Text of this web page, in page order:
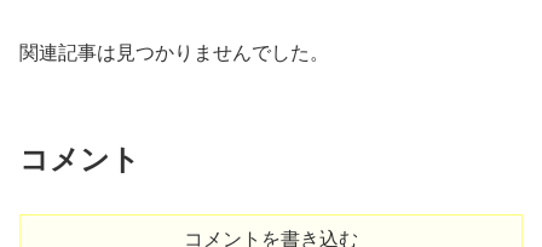
関連記事は見つかりませんでした。
コメント
コメントを書き込む